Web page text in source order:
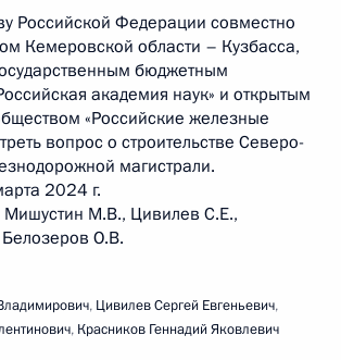
Российской Федерации совместно
Кемеровской области – Кузбасса,
бюджетным
академия наук» и открытым
«Российские железные
вопрос о строительстве Северо-
магистрали.
2024 г.
Мишустин М.В., Цивилев С.Е.,
О.В.
, Цивилев Сергей Евгеньевич,
, Красников Геннадий Яковлевич